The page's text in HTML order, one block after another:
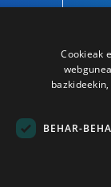
Cookieak
BEHAR-